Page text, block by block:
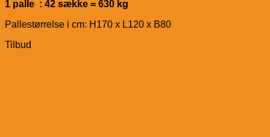
1 palle : 42 sække = 630 kg
Pallestørrelse i cm: H170 x L120 x B80
Tilbud